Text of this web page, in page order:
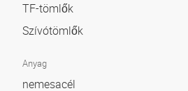
TF-tömlők
Szívótömlők
Anyag
nemesacél